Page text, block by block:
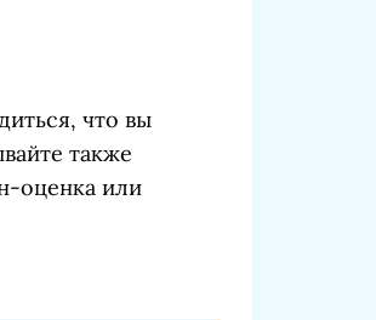
что вы
также
оценка или